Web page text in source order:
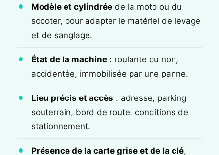
Modèle et cylindrée de la moto ou du
scooter, pour adapter le matériel de levage
et de sanglage.
État de la machine : roulante ou non,
accidentée, immobilisée par une panne.
Lieu précis et accès : adresse, parking
souterrain, bord de route, conditions de
stationnement.
Présence de la carte grise et de la clé,